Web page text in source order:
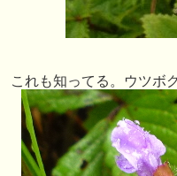
これも知ってる。ウツ